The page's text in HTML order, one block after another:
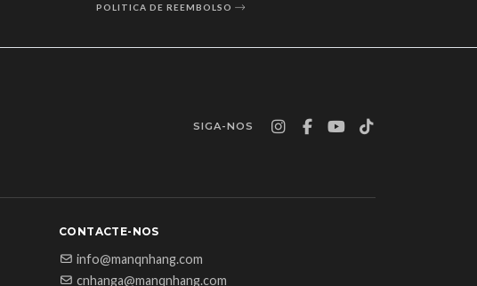
POLITICA DE REEMBOLSO
SIGA-NOS
CONTACTE-NOS
info@manqnhang.com
cnhanga@manqnhang.com